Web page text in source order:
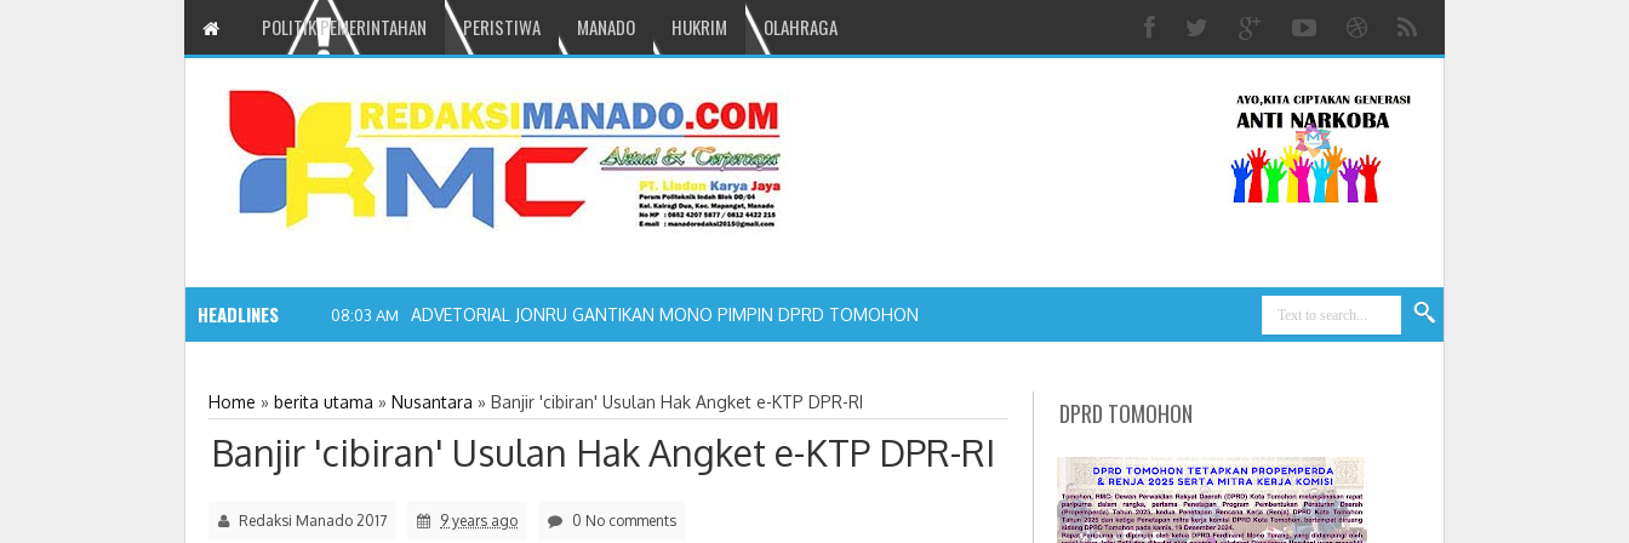
POLITIK PEMERINTAHAN PERISTIWA MANADO HUKRIM OLAHRAGA
HEADLINES 2:10 PM Gelar Semin
Home » berita utama » Nusantara » Banjir 'cibiran' Usulan Hak Angket e-KTP DPR-RI
Banjir 'cibiran' Usulan Hak Angket e-KTP DPR-RI
Redaksi Manado 2017 9 years ago 0 No comments
DPRD TOMOHON